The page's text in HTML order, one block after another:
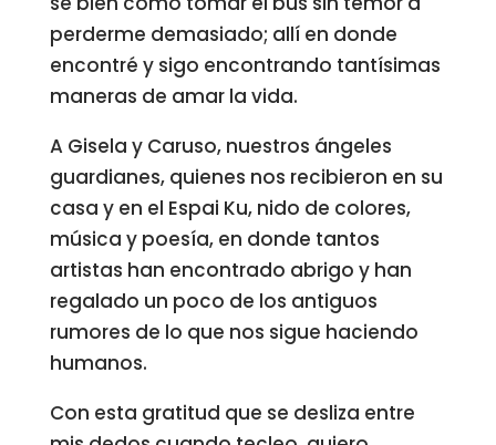
perderme demasiado; allí en donde
encontré y sigo encontrando tantísimas
maneras de amar la vida.
A Gisela y Caruso, nuestros ángeles
guardianes, quienes nos recibieron en su
casa y en el Espai Ku, nido de colores,
música y poesía, en donde tantos
artistas han encontrado abrigo y han
regalado un poco de los antiguos
rumores de lo que nos sigue haciendo
humanos.
Con esta gratitud que se desliza entre